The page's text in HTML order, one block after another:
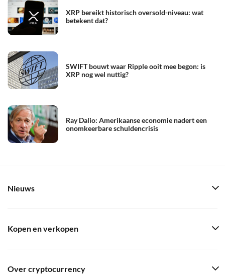
XRP bereikt historisch oversold-niveau: wat
betekent dat?
SWIFT bouwt waar Ripple ooit mee begon: is
XRP nog wel nuttig?
Ray Dalio: Amerikaanse economie nadert een
onomkeerbare schuldencrisis
Nieuws
Kopen en verkopen
Over cryptocurrency